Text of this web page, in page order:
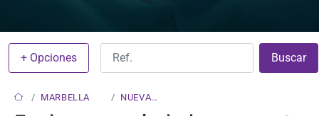
+ Opciones Buscar
MARBELLA
NUEVA
ANDALUCIA